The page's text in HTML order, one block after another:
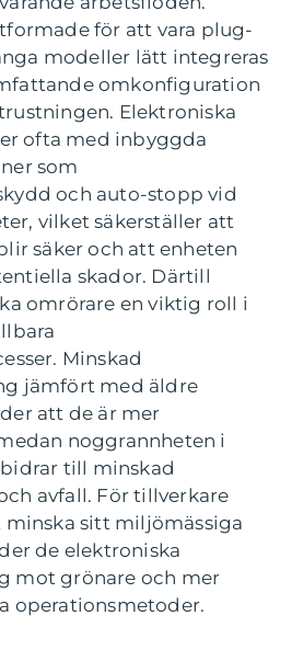
för att vara plug-
modeller lätt integreras
omkonfiguration
Elektroniska
ofta med inbyggda
som
och auto-stopp vid
vilket säkerställer att
säker och att enheten
skador. Därtill
omrörare en viktig roll i
Minskad
jämfört med äldre
att de är mer
noggrannheten i
till minskad
avfall. För tillverkare
minska sitt miljömässiga
de elektroniska
mot grönare och mer
operationsmetoder.